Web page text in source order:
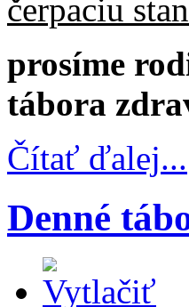
čerpaciu
prosíme
tábora
Čítať ďalej...
Denné